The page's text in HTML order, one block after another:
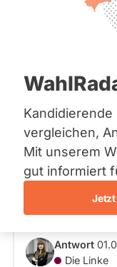
Bremen
Hamburg
Saarland
Sachsen
Sachsen-
Sachsen-
Thüringen
Archiv
Über uns
vergleichen,
Mit unserem
gut informiert
Jetzt
Sehr
stehen Sie
wie die
erfanden um
unterbinden?
Die Athische
Antwort
Die Linke